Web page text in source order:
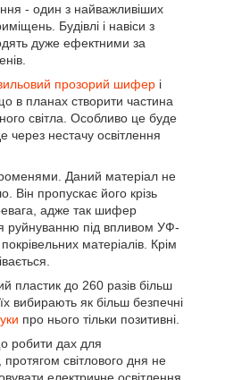
- один з найважливіших
Будівлі і навіси з
дуже ефектними за
прозорий шифер і
в планах створити частина
світла. Особливо це буде
через нестачу освітлення
Даний матеріал не
Він пропускає його крізь
адже так шифер
руйнуванню під впливом УФ-
матеріалів. Крім
пластик до 260 разів більш
вибирають як більш безпечні
про нього тільки позитивні.
робити дах для
світлового дня не
електричне освітлення.